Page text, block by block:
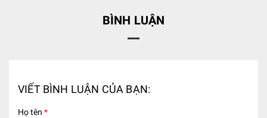
BÌNH LUẬN
VIẾT BÌNH LUẬN CỦA BẠN:
Họ tên *